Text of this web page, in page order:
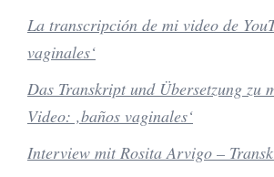
La transcripción de mi video de
vaginales‘
Das Transkript und Übersetzung zu
Video: ‚baños vaginales‘
Interview mit Rosita Arvigo –